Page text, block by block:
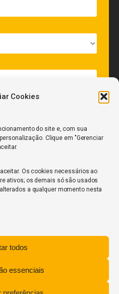
Cookies
do site e, com sua
Clique em "Gerenciar
Os cookies necessários ao
ativos; os demais só são usados
a qualquer momento nesta
todos
essenciais
frota*
Salarial
Conosco
BY